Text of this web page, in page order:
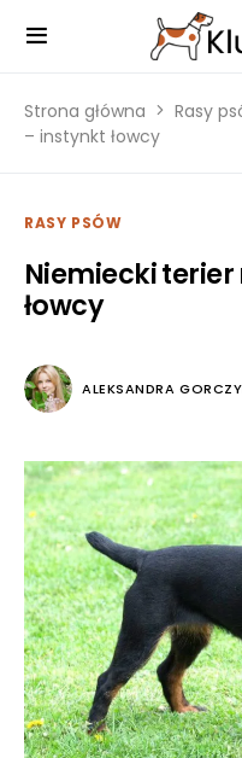
Strona główna Rasy
– instynkt łowcy
RASY PSÓW
Niemiecki
łowcy
ALEKSANDRA